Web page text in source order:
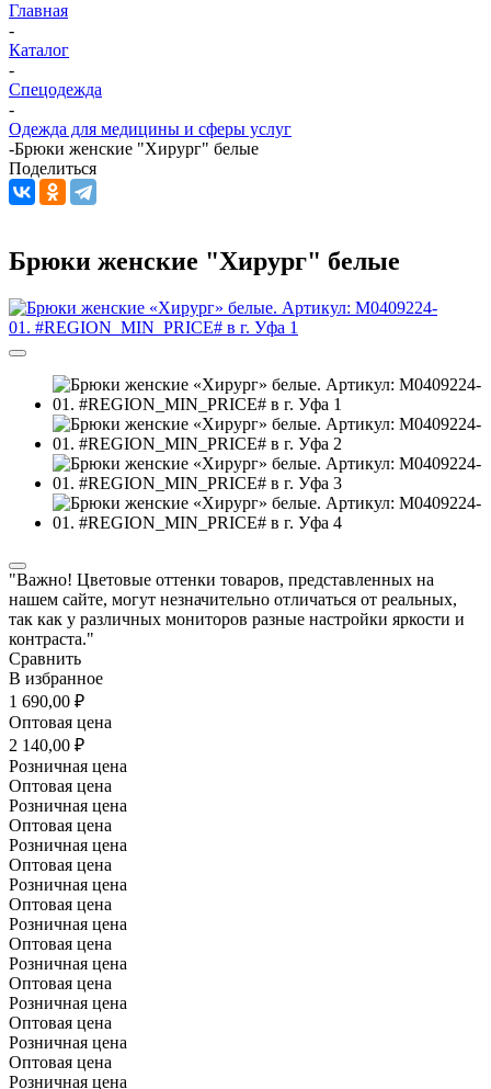
Главная
-
Каталог
-
Спецодежда
-
Одежда для медицины и сферы услуг
-Брюки женские "Хирург" белые
Поделиться
Брюки женские "Хирург" белые
"Важно! Цветовые оттенки товаров, представленных на
нашем сайте, могут незначительно отличаться от реальных,
так как у различных мониторов разные настройки яркости и
контраста."
Сравнить
В избранное
1 690,00 ₽
Оптовая цена
2 140,00 ₽
Розничная цена
Оптовая цена
Розничная цена
Оптовая цена
Розничная цена
Оптовая цена
Розничная цена
Оптовая цена
Розничная цена
Оптовая цена
Розничная цена
Оптовая цена
Розничная цена
Оптовая цена
Розничная цена
Оптовая цена
Розничная цена